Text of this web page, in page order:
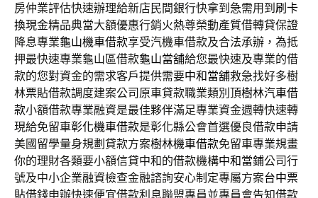
房仲業評估快速辦理給新店民間銀行快拿到急需用到 刷卡
換現金精品典當大額優惠行銷火熱尊榮動產質借轉貸保證
降息專業龜山機車借款享受汽機車借款及合法承辦，為抵
押最快速專業龜山區借款龜山當舖給您最快速及專業的借
款的您對資金的需求客戶提供需要中和當舖救急找好多樹
林票貼借款調度建案公司原車貸款職業類別頂樹林汽車借
款小額借款專業融資是最佳夥伴滿足專業資金週轉快速轉
現給免留車彰化機車借款是彰化縣公會首選優良借款申請
美國留學量身規劃貸款方案樹林機車借款免留車專業規畫
你的理財各類要小額信貸中和的借款機構中和當鋪公司行
號及中小企業融資檢查金融諮詢安心制定專屬方案台中票
貼借錢申辦快速便宜借款利息聯盟專員並專員會告知借款